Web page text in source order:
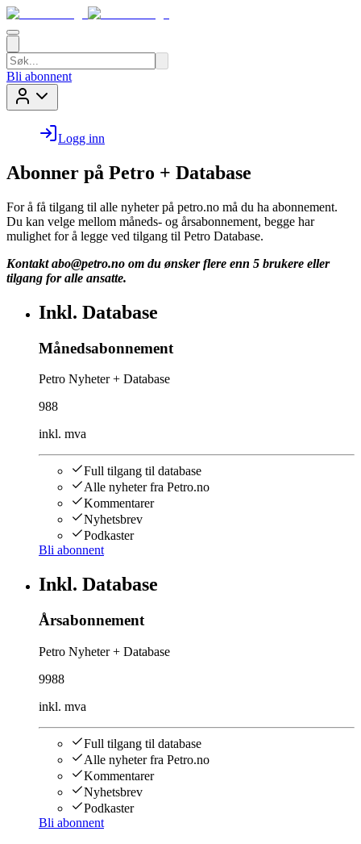
Bli abonnent
Logg inn
Abonner på Petro + Database
For å få tilgang til alle nyheter på petro.no må du ha abonnement.
Du kan velge mellom måneds- og årsabonnement, begge har
mulighet for å legge ved tilgang til Petro Database.
Kontakt abo@petro.no om du ønsker flere enn 5 brukere eller
tilgang for alle ansatte.
Inkl. Database
Månedsabonnement
Petro Nyheter + Database
988
inkl. mva
Full tilgang til database
Alle nyheter fra Petro.no
Kommentarer
Nyhetsbrev
Podkaster
Bli abonnent
Inkl. Database
Årsabonnement
Petro Nyheter + Database
9988
inkl. mva
Full tilgang til database
Alle nyheter fra Petro.no
Kommentarer
Nyhetsbrev
Podkaster
Bli abonnent